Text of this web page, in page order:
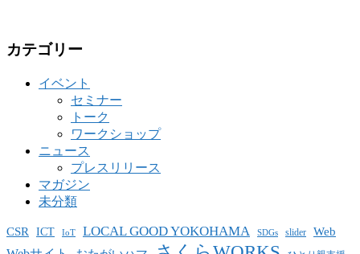
カテゴリー
イベント
セミナー
トーク
ワークショップ
ニュース
プレスリリース
マガジン
未分類
CSR ICT IoT LOCAL GOOD YOKOHAMA SDGs slider Web